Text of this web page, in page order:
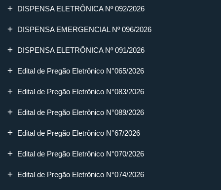
DISPENSA ELETRÔNICA Nº 092/2026
DISPENSA EMERGENCIAL Nº 096/2026
DISPENSA ELETRÔNICA Nº 091/2026
Edital de Pregão Eletrônico N°065/2026
Edital de Pregão Eletrônico N°083/2026
Edital de Pregão Eletrônico N°089/2026
Edital de Pregão Eletrônico N°67/2026
Edital de Pregão Eletrônico N°070/2026
Edital de Pregão Eletrônico N°074/2026